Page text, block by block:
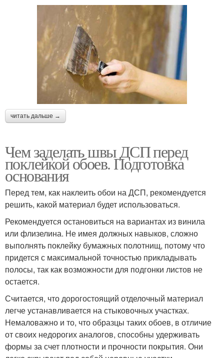
читать дальше →
Чем заделать швы ДСП перед
поклейкой обоев. Подготовка
основания
Перед тем, как наклеить обои на ДСП, рекомендуется
решить, какой материал будет использоваться.
Рекомендуется остановиться на вариантах из винила
или флизелина. Не имея должных навыков, сложно
выполнять поклейку бумажных полотнищ, потому что
придется с максимальной точностью прикладывать
полосы, так как возможности для подгонки листов не
остается.
Считается, что дорогостоящий отделочный материал
легче устанавливается на стыковочных участках.
Немаловажно и то, что образцы таких обоев, в отличие
от своих недорогих аналогов, способны удерживать
формы за счет плотности и прочности покрытия. Они